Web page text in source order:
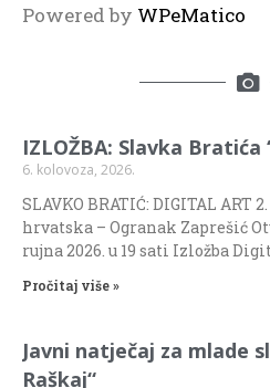
Powered by WPeMatico
IZLOŽBA: Slavka Bratića
6. kolovoza, 2026.
SLAVKO BRATIĆ: DIGITAL ART
hrvatska – Ogranak Zaprešić
rujna 2026. u 19 sati Izložba
Pročitaj više »
Javni natječaj za mlade
Raškaj“